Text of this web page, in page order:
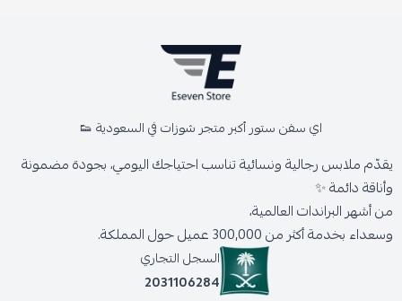
اي سفن ستور أكبر متجر شوزات في السعودية 👟
يقدّم ملابس رجالية ونسائية تناسب احتياجك اليومي، بجودة مضمونة
وأناقة دائمة ✨
من أشهر البراندات العالمية،
وسعداء بخدمة أكثر من 300,000 عميل حول المملكة.
السجل التجاري
2031106284